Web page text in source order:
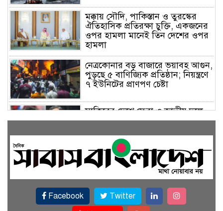
মক্কায় সৌদি, পাকিস্তান ও তুরস্কের
ঐতিহাসিক প্রতিরক্ষা চুক্তি, একজনের
ওপর হামলা মানেই তিন দেশের ওপর
হামলা
নেত্রকোনার বড় বাজারে ভয়াবহ আগুন,
পুড়ছে ৫ বাণিজ্যিক প্রতিষ্ঠান; নিয়ন্ত্রণে
৭ ইউনিটের প্রাণপণ চেষ্টা
সাকিবের দেশে ফেরা ও জাতীয় দলে
ফেরার সম্ভাবনা নেই, ইঙ্গিত ক্রীড়া
ফেসবুকে যুক্ত হলো বিকাশ, সহজ
হলো ডিজিটাল পেমেন্ট
বৃষ্টি উপেক্ষা করে ‘জুলাই গণঅভ্যুত্থান
Facebook
Twitter